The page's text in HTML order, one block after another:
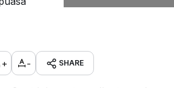
+ - SHARE